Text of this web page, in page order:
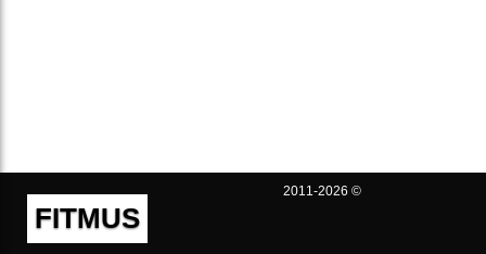
FITMUS
2011-2026 ©